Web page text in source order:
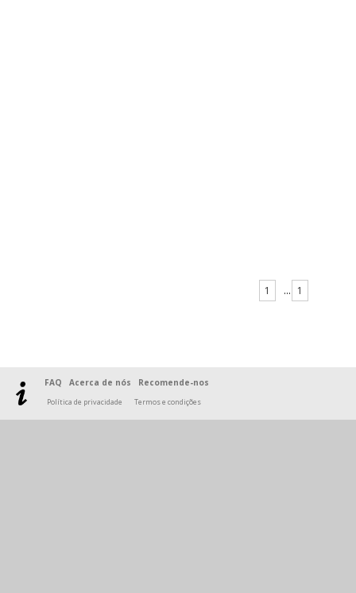
1 ... 1
FAQ Acerca de nós Recomende-nos
Política de privacidade Termos e condições